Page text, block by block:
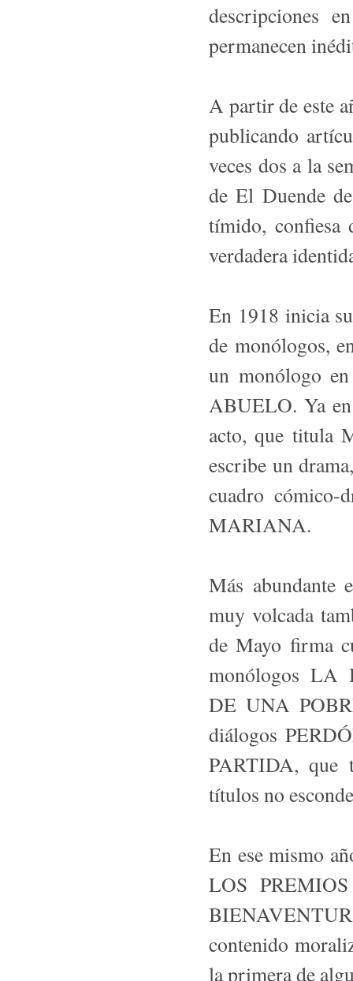
descripciones
permanecen
A partir de este
publicando
veces dos a la
de El Duende
tímido, confiesa
verdadera
En 1918 inicia
de monólogos,
un monólogo
ABUELO. Ya
acto, que titula
escribe un
cuadro cómico-
MARIANA.
Más abundante
muy volcada
de Mayo firma
monólogos LA
DE UNA
diálogos
PARTIDA, que
títulos no
En ese mismo
LOS
contenido
la primera de